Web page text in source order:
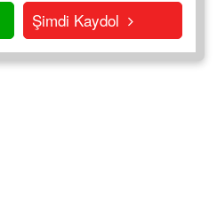
Şimdi Kaydol